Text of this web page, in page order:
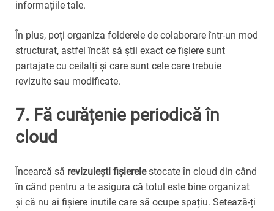
informațiile tale.
În plus, poți organiza folderele de colaborare într-un mod
structurat, astfel încât să știi exact ce fișiere sunt
partajate cu ceilalți și care sunt cele care trebuie
revizuite sau modificate.
7. Fă curățenie periodică în
cloud
Încearcă să revizuiești fișierelestocate în cloud din când
în când pentru a te asigura că totul este bine organizat
și că nu ai fișiere inutile care să ocupe spațiu. Setează-ți